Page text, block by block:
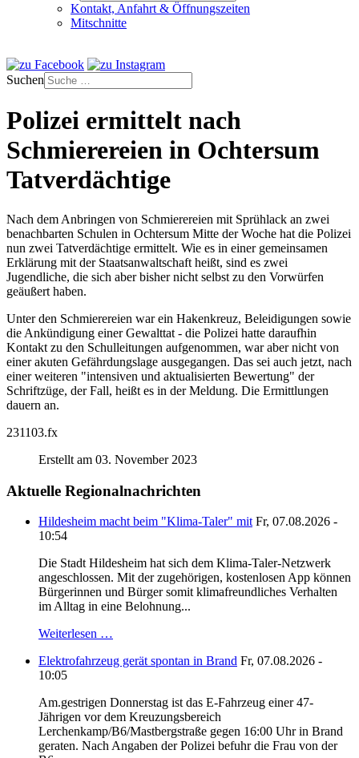
Kontakt, Anfahrt & Öffnungszeiten
Mitschnitte
Suchen
Polizei ermittelt nach
Schmierereien in Ochtersum
Tatverdächtige
Nach dem Anbringen von Schmierereien mit Sprühlack an zwei
benachbarten Schulen in Ochtersum Mitte der Woche hat die Polizei
nun zwei Tatverdächtige ermittelt. Wie es in einer gemeinsamen
Erklärung mit der Staatsanwaltschaft heißt, sind es zwei
Jugendliche, die sich aber bisher nicht selbst zu den Vorwürfen
geäußert haben.
Unter den Schmierereien war ein Hakenkreuz, Beleidigungen sowie
die Ankündigung einer Gewalttat - die Polizei hatte daraufhin
Kontakt zu den Schulleitungen aufgenommen, war aber nicht von
einer akuten Gefährdungslage ausgegangen. Das sei auch jetzt, nach
einer weiteren "intensiven und aktualisierten Bewertung" der
Schriftzüge, der Fall, heißt es in der Meldung. Die Ermittlungen
dauern an.
231103.fx
Erstellt am 03. November 2023
Aktuelle Regionalnachrichten
Hildesheim macht beim "Klima-Taler" mit Fr, 07.08.2026 -
10:54
Die Stadt Hildesheim hat sich dem Klima-Taler-Netzwerk
angeschlossen. Mit der zugehörigen, kostenlosen App können
Bürgerinnen und Bürger somit klimafreundliches Verhalten
im Alltag in eine Belohnung...
Weiterlesen …
Elektrofahrzeug gerät spontan in Brand Fr, 07.08.2026 -
10:05
Am.gestrigen Donnerstag ist das E-Fahrzeug einer 47-
Jährigen vor dem Kreuzungsbereich
Lerchenkamp/B6/Mastbergstraße gegen 16:00 Uhr in Brand
geraten. Nach Angaben der Polizei befuhr die Frau von der